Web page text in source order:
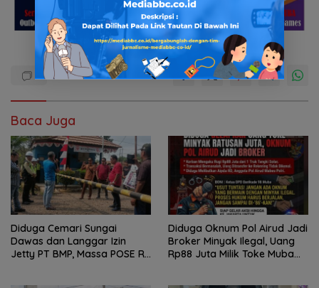
Baca Juga
Diduga Cemari Sungai
Dawas dan Langgar Izin
Jetty PT BMP, Massa POSE RI
Diduga Oknum Pol Airud Jadi
Broker Minyak Ilegal, Uang
Rp88 Juta Milik Toke Muba